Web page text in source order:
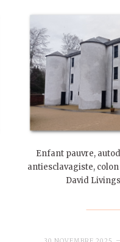
Enfant pauvre,
antiesclavagiste,
David